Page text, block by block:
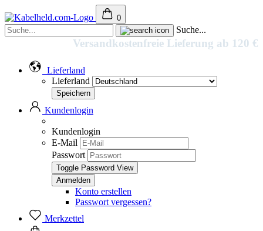
0
Suche...
Versandkostenfreie Lieferung ab 120 €
Lieferland
Lieferland
Kundenlogin
Kundenlogin
E-Mail
Passwort
Toggle Password View
Konto erstellen
Passwort vergessen?
Merkzettel